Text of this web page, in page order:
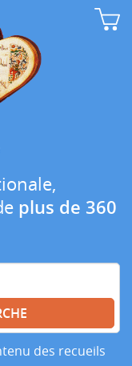
plus de 360
des recueils